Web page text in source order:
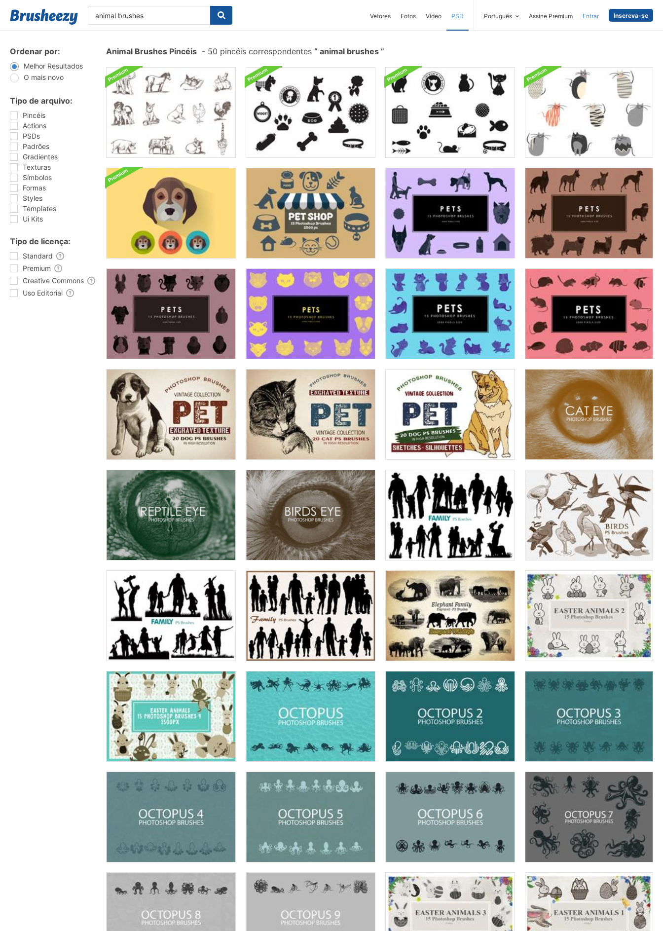
Vetores Fotos Vídeo PSD Português Assine Premium Entrar Inscreva-se
Ordenar por:
Melhor Resultados
O mais novo
Tipo de arquivo:
Pincéis
Actions
PSDs
Padrões
Gradientes
Texturas
Símbolos
Formas
Styles
Templates
Ui Kits
Tipo de licença:
Standard
Premium
Creative Commons
Uso Editorial
Animal Brushes Pincéis - 50 pincéis correspondentes animal brushes